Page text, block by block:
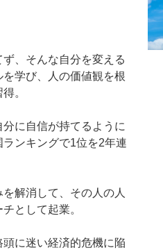
、そんな自分を変える
学び、人の価値観を根
。
に自信が持てるように
ンキングで1位を2年連
解消して、その人の人
として起業。
に迷い経済的危機に陥